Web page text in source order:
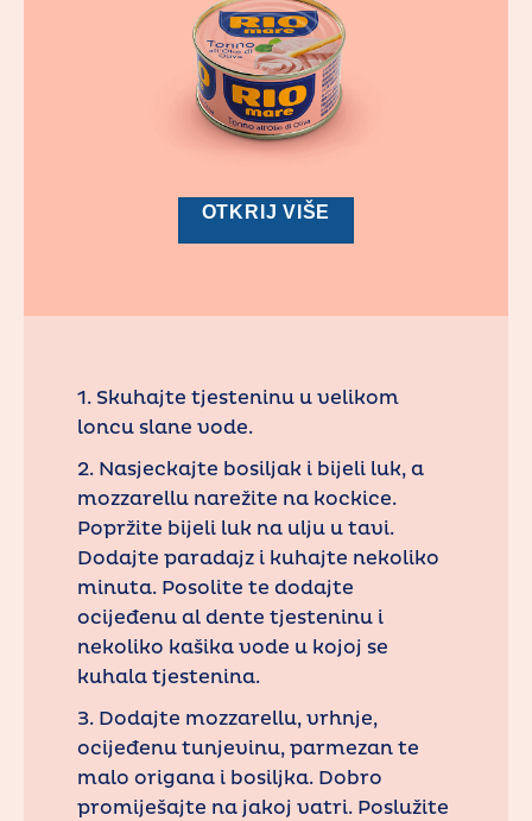
OTKRIJ VIŠE
1. Skuhajte tjesteninu u velikom
loncu slane vode.
2. Nasjeckajte bosiljak i bijeli luk, a
mozzarellu narežite na kockice.
Popržite bijeli luk na ulju u tavi.
Dodajte paradajz i kuhajte nekoliko
minuta. Posolite te dodajte
ocijeđenu al dente tjesteninu i
nekoliko kašika vode u kojoj se
kuhala tjestenina.
3. Dodajte mozzarellu, vrhnje,
ocijeđenu tunjevinu, parmezan te
malo origana i bosiljka. Dobro
promiješajte na jakoj vatri. Poslužite